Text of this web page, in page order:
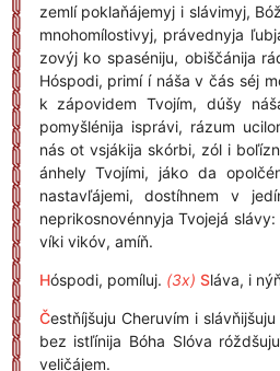
zemlí poklaňájemyj i slávimyj,
mnohomílostivyj, právednyja
zovýj ko spaséniju, obiščánija
Hóspodi, primí í náša v čás séj
k zápovidem Tvojím, dúšy
pomyšlénija isprávi, rázum
nás ot vsjákija skórbi, zól i
ánhely Tvojími, jáko da
nastavľájemi, dostíhnem v
neprikosnovénnyja Tvojejá
víki vikóv, amíň.
Hóspodi, pomíluj. (3x) Sláva, i
Čestňíjšuju Cheruvím i
bez istľínija Bóha Slóva
veličájem.